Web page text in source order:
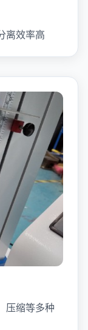
离效率高
压缩等多种